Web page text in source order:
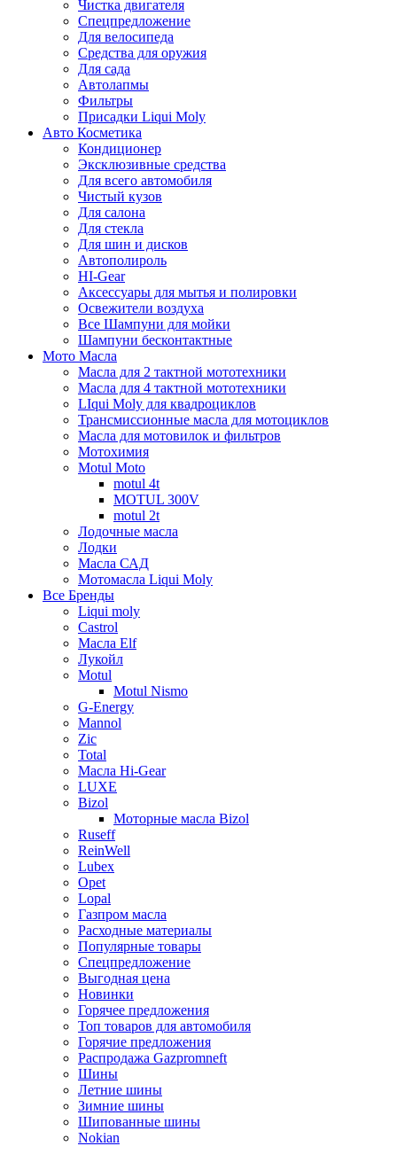
Чистка двигателя
Спецпредложение
Для велосипеда
Средства для оружия
Для сада
Автолапмы
Фильтры
Присадки Liqui Moly
Авто Косметика
Кондиционер
Эксклюзивные средства
Для всего автомобиля
Чистый кузов
Для салона
Для стекла
Для шин и дисков
Автополироль
HI-Gear
Аксессуары для мытья и полировки
Освежители воздуха
Все Шампуни для мойки
Шампуни бесконтактные
Мото Масла
Масла для 2 тактной мототехники
Масла для 4 тактной мототехники
LIqui Moly для квадроциклов
Трансмиссионные масла для мотоциклов
Масла для мотовилок и фильтров
Мотохимия
Motul Moto
motul 4t
MOTUL 300V
motul 2t
Лодочные масла
Лодки
Масла САД
Мотомасла Liqui Moly
Все Бренды
Liqui moly
Castrol
Масла Elf
Лукойл
Motul
Motul Nismo
G-Energy
Mannol
Zic
Total
Масла Hi-Gear
LUXE
Bizol
Моторные масла Bizol
Ruseff
ReinWell
Lubex
Opet
Lopal
Газпром масла
Расходные материалы
Популярные товары
Спецпредложение
Выгодная цена
Новинки
Горячее предложения
Топ товаров для автомобиля
Горячие предложения
Распродажа Gazpromneft
Шины
Летние шины
Зимние шины
Шипованные шины
Nokian